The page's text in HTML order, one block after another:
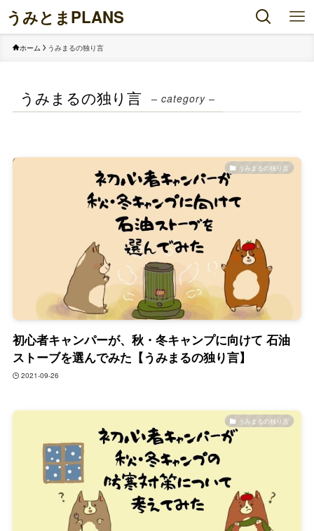
うみとまPLANS
ホーム うみまるの独り言
うみまるの独り言 – category –
うみまるの独り言
初心者キャンパーが、秋・冬キャンプに向けて 石油
ストーブを選んでみた【うみまるの独り言】
2021-09-26
うみまるの独り言